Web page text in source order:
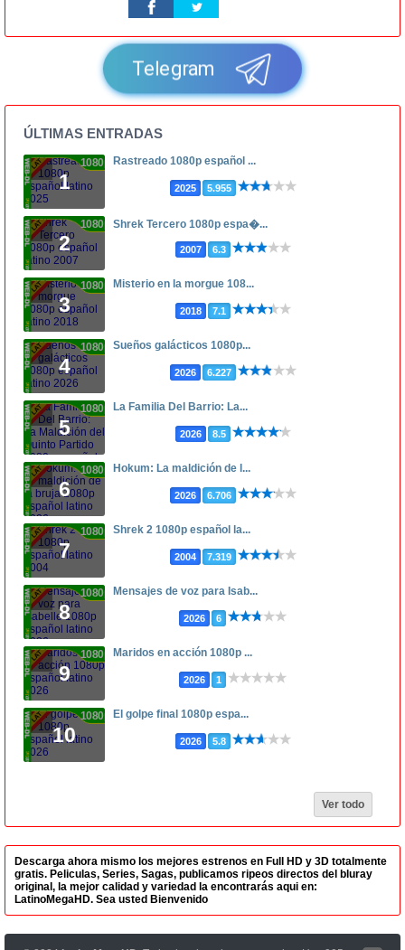
Telegram
ÚLTIMAS ENTRADAS
1
1080p Rastreado 1080p español ...
2025 5.955
2
1080p Shrek Tercero 1080p espa�...
2007 6.3
3
1080p Misterio en la morgue 108...
2018 7.1
4
1080p Sueños galácticos 1080p...
2026 6.227
5
1080p La Familia Del Barrio: La...
2026 8.5
6
1080p Hokum: La maldición de l...
2026 6.706
7
1080p Shrek 2 1080p español la...
2004 7.319
8
1080p Mensajes de voz para Isab...
2026 6
9
1080p Maridos en acción 1080p ...
2026 1
10
1080p El golpe final 1080p espa...
2026 5.8
Ver todo
Descarga ahora mismo los mejores estrenos en Full HD y 3D totalmente
gratis. Peliculas, Series, Sagas, publicamos ripeos directos del bluray
original, la mejor calidad y variedad la encontrarás aqui en:
LatinoMegaHD. Sea usted Bienvenido